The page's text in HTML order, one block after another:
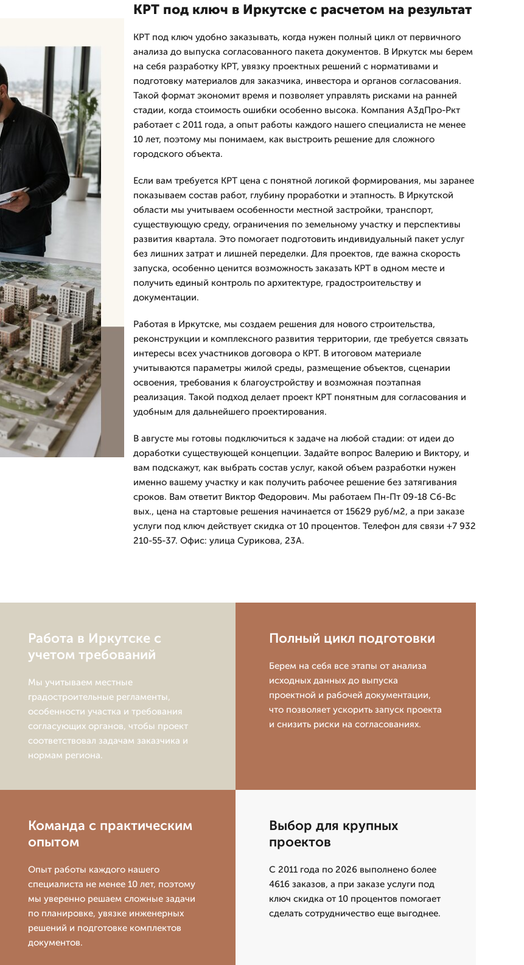
КРТ под ключ в Иркутске с расчетом на результат
КРТ под ключ удобно заказывать, когда нужен полный цикл от первичного
анализа до выпуска согласованного пакета документов. В Иркутск мы берем
на себя разработку КРТ, увязку проектных решений с нормативами и
подготовку материалов для заказчика, инвестора и органов согласования.
Такой формат экономит время и позволяет управлять рисками на ранней
стадии, когда стоимость ошибки особенно высока. Компания А3дПро-Ркт
работает с 2011 года, а опыт работы каждого нашего специалиста не менее
10 лет, поэтому мы понимаем, как выстроить решение для сложного
городского объекта.
Если вам требуется КРТ цена с понятной логикой формирования, мы заранее
показываем состав работ, глубину проработки и этапность. В Иркутской
области мы учитываем особенности местной застройки, транспорт,
существующую среду, ограничения по земельному участку и перспективы
развития квартала. Это помогает подготовить индивидуальный пакет услуг
без лишних затрат и лишней переделки. Для проектов, где важна скорость
запуска, особенно ценится возможность заказать КРТ в одном месте и
получить единый контроль по архитектуре, градостроительству и
документации.
Работая в Иркутске, мы создаем решения для нового строительства,
реконструкции и комплексного развития территории, где требуется связать
интересы всех участников договора о КРТ. В итоговом материале
учитываются параметры жилой среды, размещение объектов, сценарии
освоения, требования к благоустройству и возможная поэтапная
реализация. Такой подход делает проект КРТ понятным для согласования и
удобным для дальнейшего проектирования.
В августе мы готовы подключиться к задаче на любой стадии: от идеи до
доработки существующей концепции. Задайте вопрос Валерию и Виктору, и
вам подскажут, как выбрать состав услуг, какой объем разработки нужен
именно вашему участку и как получить рабочее решение без затягивания
сроков. Вам ответит Виктор Федорович. Мы работаем Пн-Пт 09-18 Сб-Вс
вых., цена на стартовые решения начинается от 15629 руб/м2, а при заказе
услуги под ключ действует скидка от 10 процентов. Телефон для связи +7 932
210-55-37. Офис: улица Сурикова, 23А.
Работа в Иркутске с
учетом требований
Мы учитываем местные
градостроительные регламенты,
особенности участка и требования
согласующих органов, чтобы проект
соответствовал задачам заказчика и
нормам региона.
Полный цикл подготовки
Берем на себя все этапы от анализа
исходных данных до выпуска
проектной и рабочей документации,
что позволяет ускорить запуск проекта
и снизить риски на согласованиях.
Команда с практическим
опытом
Опыт работы каждого нашего
специалиста не менее 10 лет, поэтому
мы уверенно решаем сложные задачи
по планировке, увязке инженерных
решений и подготовке комплектов
документов.
Выбор для крупных
проектов
С 2011 года по 2026 выполнено более
4616 заказов, а при заказе услуги под
ключ скидка от 10 процентов помогает
сделать сотрудничество еще выгоднее.